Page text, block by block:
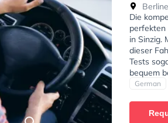
Die
perfekten
in Sinzig.
dieser
Tests
bequem
empfehle
lohnt.
German